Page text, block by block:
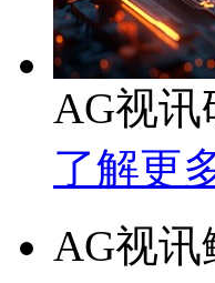
AG视讯
了解更
AG视讯